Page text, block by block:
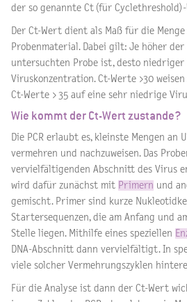
der so genannte Ct (für
Der Ct-Wert dient als Maß für die
Probenmaterial. Dabei gilt: Je höher
untersuchten Probe ist, desto
Viruskonzentration. Ct-Werte >30
Ct-Werte > 35 auf eine sehr niedrige
Wie kommt der Ct-Wert zustande?
Die PCR erlaubt es, kleinste Mengen
vermehren und nachzuweisen. Das
vervielfältigenden Abschnitt des Virus
wird dafür zunächst mit Primern und
gemischt. Primer sind kurze
Startersequenzen, die am Anfang und
Stelle liegen. Mithilfe eines speziellen
DNA-Abschnitt dann vervielfältigt. In
viele solcher Vermehrungszyklen
Für die Analyse ist dann der Ct-Wert